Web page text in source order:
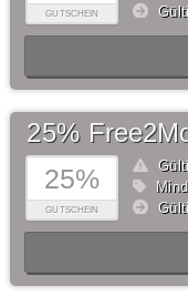
GUTSCHEIN
25%
GUTSCHEIN
25%